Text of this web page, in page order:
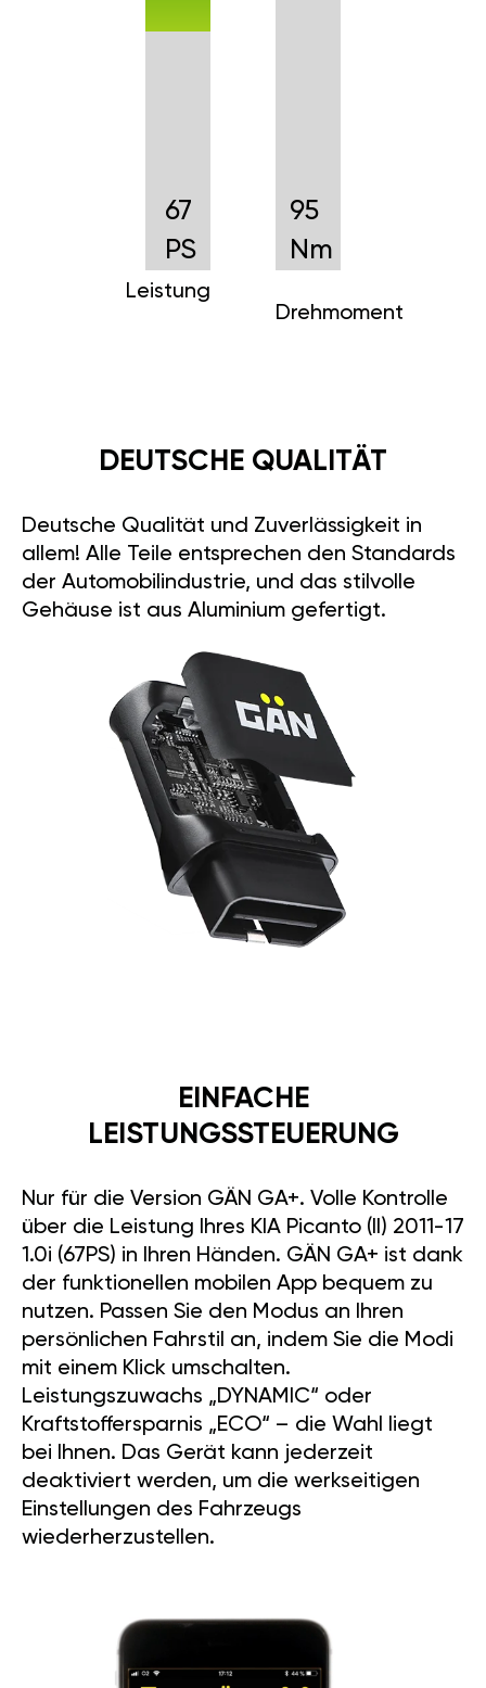
67
PS
Leistung
95
Nm
Drehmoment
DEUTSCHE QUALITÄT
Deutsche Qualität und Zuverlässigkeit in
allem! Alle Teile entsprechen den Standards
der Automobilindustrie, und das stilvolle
Gehäuse ist aus Aluminium gefertigt.
EINFACHE
LEISTUNGSSTEUERUNG
Nur für die Version GÄN GA+. Volle Kontrolle
über die Leistung Ihres KIA Picanto (II) 2011-17
1.0i (67PS) in Ihren Händen. GÄN GA+ ist dank
der funktionellen mobilen App bequem zu
nutzen. Passen Sie den Modus an Ihren
persönlichen Fahrstil an, indem Sie die Modi
mit einem Klick umschalten.
Leistungszuwachs „DYNAMIC“ oder
Kraftstoffersparnis „ECO“ – die Wahl liegt
bei Ihnen. Das Gerät kann jederzeit
deaktiviert werden, um die werkseitigen
Einstellungen des Fahrzeugs
wiederherzustellen.